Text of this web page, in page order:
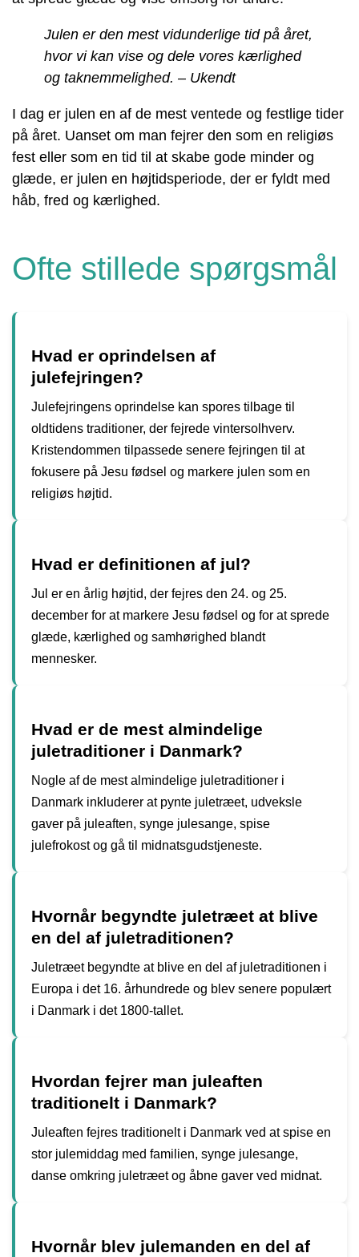
Julen er den mest vidunderlige tid på året,
hvor vi kan vise og dele vores kærlighed
og taknemmelighed. – Ukendt
I dag er julen en af ​​de mest ventede og festlige tider
på året. Uanset om man fejrer den som en religiøs
fest eller som en tid til at skabe gode minder og
glæde, er julen en højtidsperiode, der er fyldt med
håb, fred og kærlighed.
Ofte stillede spørgsmål
Hvad er oprindelsen af ​​
julefejringen?
Julefejringens oprindelse kan spores tilbage til
oldtidens traditioner, der fejrede vintersolhverv.
Kristendommen tilpassede senere fejringen til at
fokusere på Jesu fødsel og markere julen som en
religiøs højtid.
Hvad er definitionen af ​​jul?
Jul er en årlig højtid, der fejres den 24. og 25.
december for at markere Jesu fødsel og for at sprede
glæde, kærlighed og samhørighed blandt
mennesker.
Hvad er de mest almindelige
juletraditioner i Danmark?
Nogle af de mest almindelige juletraditioner i
Danmark inkluderer at pynte juletræet, udveksle
gaver på juleaften, synge julesange, spise
julefrokost og gå til midnatsgudstjeneste.
Hvornår begyndte juletræet at blive
en del af juletraditionen?
Juletræet begyndte at blive en del af juletraditionen i
Europa i det 16. århundrede og blev senere populært
i Danmark i det 1800-tallet.
Hvordan fejrer man juleaften
traditionelt i Danmark?
Juleaften fejres traditionelt i Danmark ved at spise en
stor julemiddag med familien, synge julesange,
danse omkring juletræet og åbne gaver ved midnat.
Hvornår blev julemanden en del af